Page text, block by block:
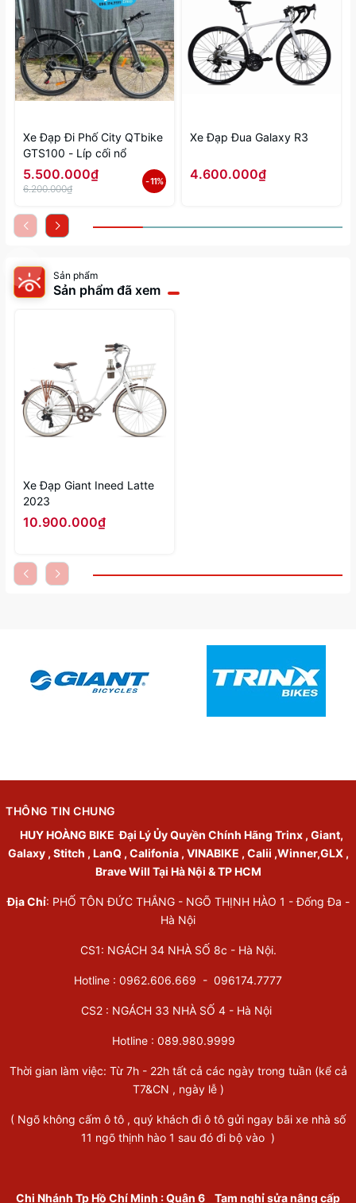
Xe Đạp Đi Phố City QTbike
GTS100 - Líp cối nổ
5.500.000₫
6.200.000₫
- 11%
Xe Đạp Đua Galaxy R3
4.600.000₫
Sản phẩm
Sản phẩm đã xem
Xe Đạp Giant Ineed Latte
2023
10.900.000₫
THÔNG TIN CHUNG
HUY HOÀNG BIKE Đại Lý Ủy Quyền Chính Hãng Trinx , Giant,
Galaxy , Stitch , LanQ , Califonia , VINABIKE , Calii ,Winner,GLX ,
Brave Will Tại Hà Nội & TP HCM
Địa Chỉ: PHỐ TÔN ĐỨC THẮNG - NGÕ THỊNH HÀO 1 - Đống Đa -
Hà Nội
CS1: NGÁCH 34 NHÀ SỐ 8c - Hà Nội.
Hotline : 0962.606.669 - 096174.7777
CS2 : NGÁCH 33 NHÀ SỐ 4 - Hà Nội
Hotline : 089.980.9999
Thời gian làm việc: Từ 7h - 22h tất cả các ngày trong tuần (kể cả
T7&CN , ngày lễ )
( Ngõ không cấm ô tô , quý khách đi ô tô gửi ngay bãi xe nhà số
11 ngõ thịnh hào 1 sau đó đi bộ vào )
Chi Nhánh Tp Hồ Chí Minh :Quận 6 Tạm nghỉ sửa nâng cấp